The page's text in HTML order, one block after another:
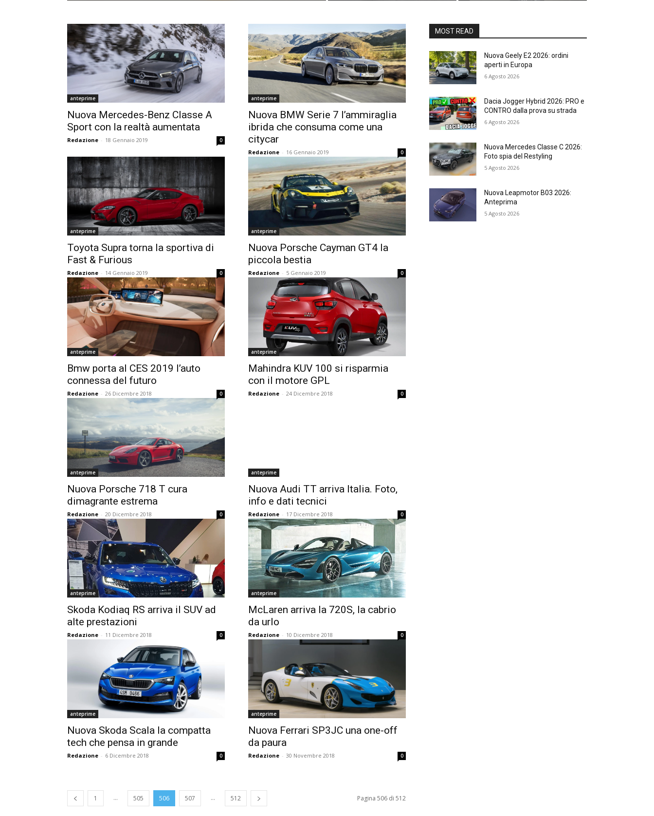
anteprime
Nuova Mercedes-Benz Classe A
Sport con la realtà aumentata
Redazione - 18 Gennaio 2019 0
anteprime
Nuova BMW Serie 7 l’ammiraglia
ibrida che consuma come una
citycar
Redazione - 16 Gennaio 2019 0
anteprime
Toyota Supra torna la sportiva di
Fast & Furious
Redazione - 14 Gennaio 2019 0
anteprime
Nuova Porsche Cayman GT4 la
piccola bestia
Redazione - 5 Gennaio 2019 0
anteprime
Bmw porta al CES 2019 l’auto
connessa del futuro
Redazione - 26 Dicembre 2018 0
anteprime
Mahindra KUV 100 si risparmia
con il motore GPL
Redazione - 24 Dicembre 2018 0
anteprime
Nuova Porsche 718 T cura
dimagrante estrema
Redazione - 20 Dicembre 2018 0
anteprime
Nuova Audi TT arriva Italia. Foto,
info e dati tecnici
Redazione - 17 Dicembre 2018 0
anteprime
Skoda Kodiaq RS arriva il SUV ad
alte prestazioni
Redazione - 11 Dicembre 2018 0
anteprime
McLaren arriva la 720S, la cabrio
da urlo
Redazione - 10 Dicembre 2018 0
anteprime
Nuova Skoda Scala la compatta
tech che pensa in grande
Redazione - 6 Dicembre 2018 0
anteprime
Nuova Ferrari SP3JC una one-off
da paura
Redazione - 30 Novembre 2018 0
1 ... 505 506 507 ... 512 Pagina 506 di 512
MOST READ
Nuova Geely E2 2026: ordini
aperti in Europa
6 Agosto 2026
Dacia Jogger Hybrid 2026: PRO e
CONTRO dalla prova su strada
6 Agosto 2026
Nuova Mercedes Classe C 2026:
Foto spia del Restyling
5 Agosto 2026
Nuova Leapmotor B03 2026:
Anteprima
5 Agosto 2026